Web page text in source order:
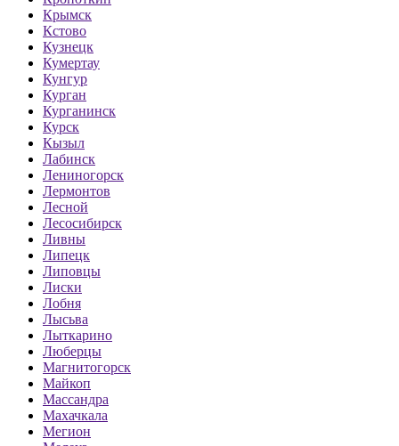
Крымск
Кстово
Кузнецк
Кумертау
Кунгур
Курган
Курганинск
Курск
Кызыл
Лабинск
Лениногорск
Лермонтов
Лесной
Лесосибирск
Ливны
Липецк
Липовцы
Лиски
Лобня
Лысьва
Лыткарино
Люберцы
Магнитогорск
Майкоп
Массандра
Махачкала
Мегион